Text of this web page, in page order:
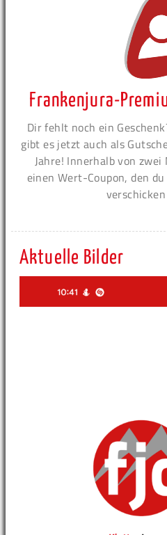
Frankenjura-
Dir fehlt noch ein
gibt es jetzt auch als
Jahre! Innerhalb von
einen Wert-Coupon, den
Aktuelle Bilder